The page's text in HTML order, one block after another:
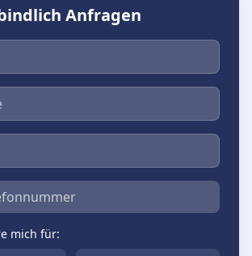
Anfragen
mich für: